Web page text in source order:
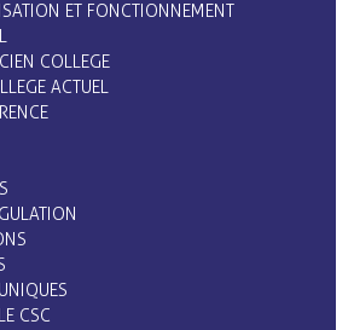
ET FONCTIONNEMENT
COLLEGE
ACTUEL
CSC